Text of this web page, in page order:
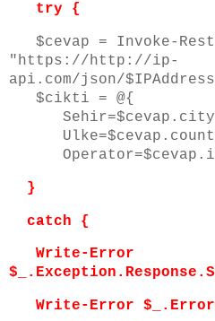
try {
$cevap = Invoke-
"https://http://ip-
api.com/json/
$cikti = @{
Sehir=$cevap.city
}
catch {
Write-Error
Write-Error